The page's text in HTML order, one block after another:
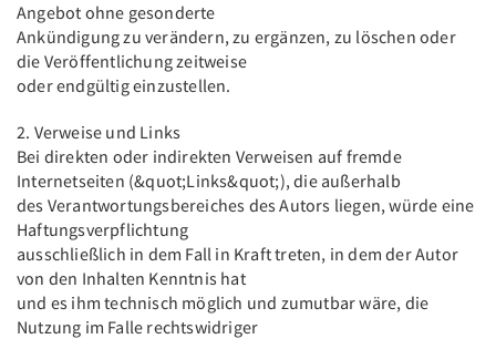
Angebot ohne gesonderte
Ankündigung zu verändern, zu ergänzen, zu löschen oder
die Veröffentlichung zeitweise
oder endgültig einzustellen.
2. Verweise und Links
Bei direkten oder indirekten Verweisen auf fremde
Internetseiten (&quot;Links&quot;), die außerhalb
des Verantwortungsbereiches des Autors liegen, würde eine
Haftungsverpflichtung
ausschließlich in dem Fall in Kraft treten, in dem der Autor
von den Inhalten Kenntnis hat
und es ihm technisch möglich und zumutbar wäre, die
Nutzung im Falle rechtswidriger